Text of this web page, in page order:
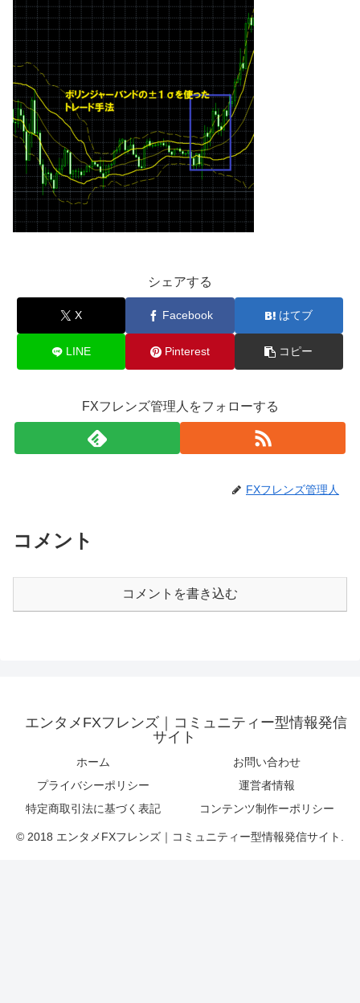
シェアする
X Facebook はてブ
LINE Pinterest コピー
FXフレンズ管理人をフォローする
FXフレンズ管理人
コメント
コメントを書き込む
エンタメFXフレンズ｜コミュニティー型情報発信
サイト
ホーム
お問い合わせ
プライバシーポリシー
運営者情報
特定商取引法に基づく表記
コンテンツ制作ーポリシー
© 2018 エンタメFXフレンズ｜コミュニティー型情報発信サイト.